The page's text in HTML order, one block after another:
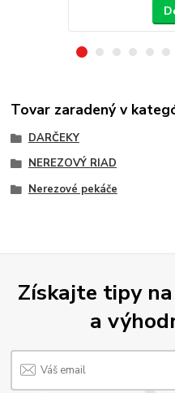
Tovar zaradený v
DARČEKY
NEREZOVÝ RIAD
Nerezové pekáče
Získajte tipy
a